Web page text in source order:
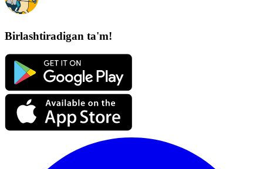
Birlashtiradigan ta'm!